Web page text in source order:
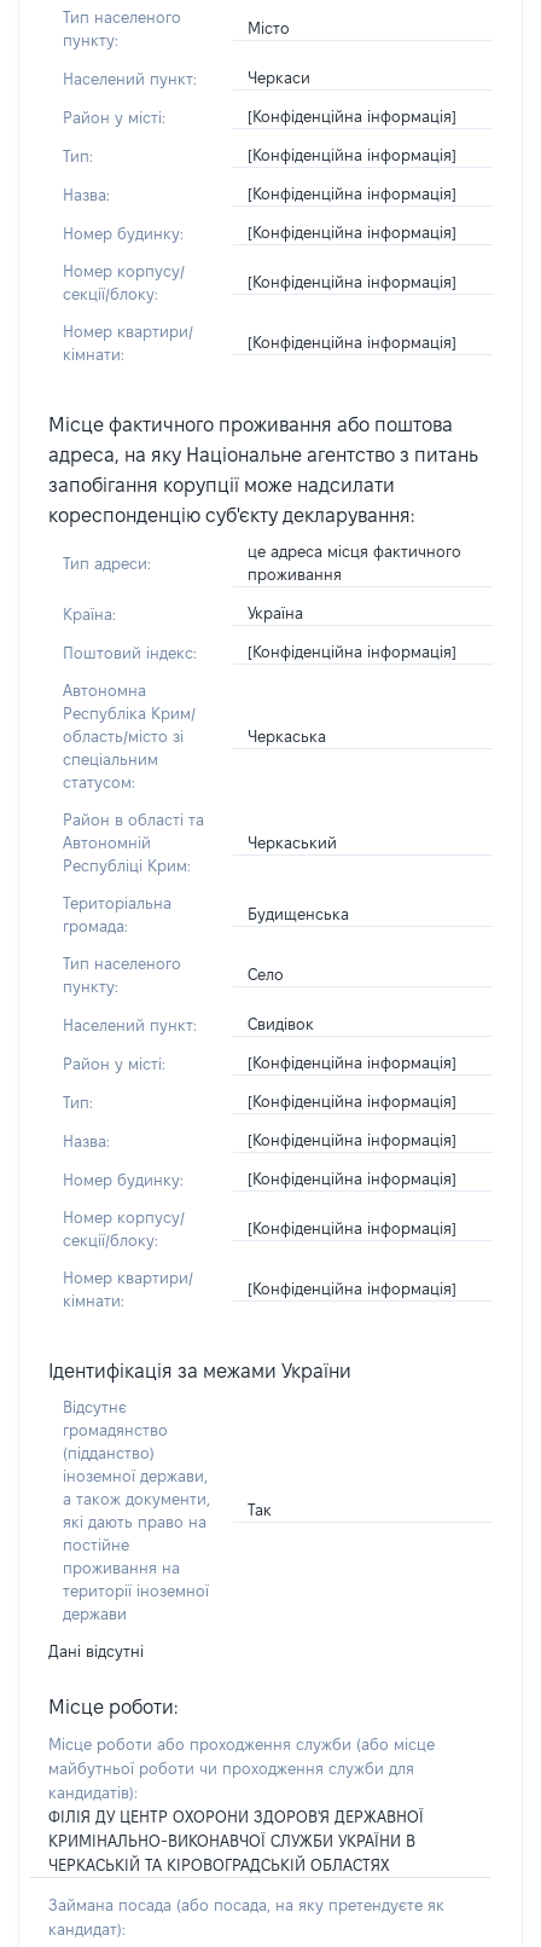
Тип населеного
пункту:
Місто
Населений пункт: Черкаси
Район у місті: [Конфіденційна інформація]
Тип: [Конфіденційна інформація]
Назва: [Конфіденційна інформація]
Номер будинку: [Конфіденційна інформація]
Номер корпусу/
секції/блоку:
[Конфіденційна інформація]
Номер квартири/
кімнати:
[Конфіденційна інформація]
Місце фактичного проживання або поштова
адреса, на яку Національне агентство з питань
запобігання корупції може надсилати
кореспонденцію суб'єкту декларування:
Тип адреси:
це адреса місця фактичного
проживання
Країна: Україна
Поштовий індекс: [Конфіденційна інформація]
Автономна
Республіка Крим/
область/місто зі
спеціальним
статусом:
Черкаська
Район в області та
Автономній
Республіці Крим:
Черкаський
Територіальна
громада:
Будищенська
Тип населеного
пункту:
Село
Населений пункт: Свидівок
Район у місті: [Конфіденційна інформація]
Тип: [Конфіденційна інформація]
Назва: [Конфіденційна інформація]
Номер будинку: [Конфіденційна інформація]
Номер корпусу/
секції/блоку:
[Конфіденційна інформація]
Номер квартири/
кімнати:
[Конфіденційна інформація]
Ідентифікація за межами України
Відсутнє
громадянство
(підданство)
іноземної держави,
а також документи,
які дають право на
постійне
проживання на
території іноземної
держави
Так
Дані відсутні
Місце роботи:
Місце роботи або проходження служби (або місце
майбутньої роботи чи проходження служби для
кандидатів):
ФІЛІЯ ДУ ЦЕНТР ОХОРОНИ ЗДОРОВ'Я ДЕРЖАВНОЇ
КРИМІНАЛЬНО-ВИКОНАВЧОЇ СЛУЖБИ УКРАЇНИ В
ЧЕРКАСЬКІЙ ТА КІРОВОГРАДСЬКІЙ ОБЛАСТЯХ
Займана посада (або посада, на яку претендуєте як
кандидат):